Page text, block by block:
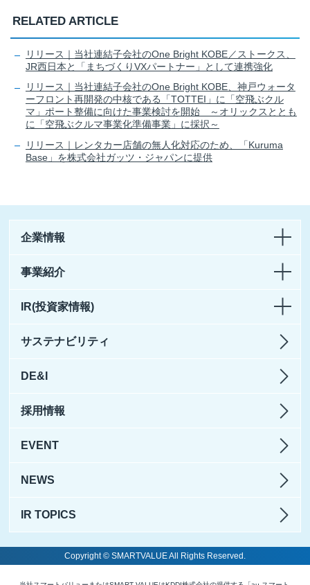
RELATED ARTICLE
リリース｜当社連結子会社のOne Bright KOBE／ストークス、
JR西日本と「まちづくりVXパートナー」として連携強化
リリース｜当社連結子会社のOne Bright KOBE、神戸ウォータ
ーフロント再開発の中核である「TOTTEI」に「空飛ぶクル
マ」ポート整備に向けた事業検討を開始 ～オリックスととも
に「空飛ぶクルマ事業化準備事業」に採択～
リリース｜レンタカー店舗の無人化対応のため、「Kuruma
Base」を株式会社ガッツ・ジャパンに提供
企業情報
事業紹介
IR(投資家情報)
サステナビリティ
DE&I
採用情報
EVENT
NEWS
IR TOPICS
Copyright © SMARTVALUE All Rights Reserved.